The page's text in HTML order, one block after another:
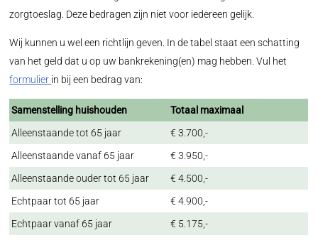
zorgtoeslag. Deze bedragen zijn niet voor iedereen gelijk.
Wij kunnen u wel een richtlijn geven. In de tabel staat een schatting
van het geld dat u op uw bankrekening(en) mag hebben. Vul het
formulier in bij een bedrag van:
Samenstelling huishouden
Totaal maximaal
Alleenstaande tot 65 jaar
€ 3.700,-
Alleenstaande vanaf 65 jaar
€ 3.950,-
Alleenstaande ouder tot 65 jaar
€ 4.500,-
Echtpaar tot 65 jaar
€ 4.900,-
Echtpaar vanaf 65 jaar
€ 5.175,-